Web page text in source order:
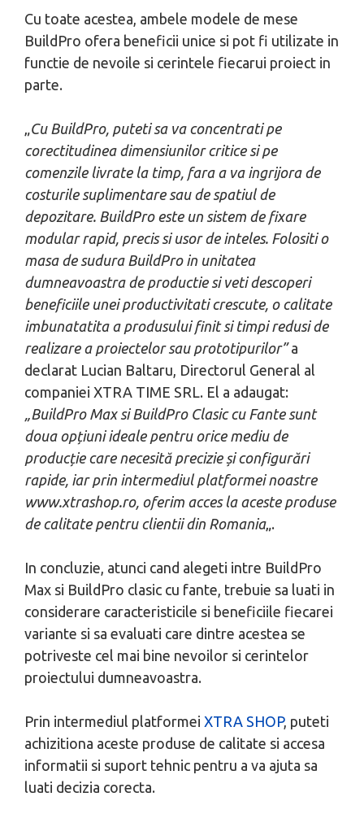
Cu toate acestea, ambele modele de mese
BuildPro ofera beneficii unice si pot fi utilizate in
functie de nevoile si cerintele fiecarui proiect in
parte.
„Cu BuildPro, puteti sa va concentrati pe
corectitudinea dimensiunilor critice si pe
comenzile livrate la timp, fara a va ingrijora de
costurile suplimentare sau de spatiul de
depozitare. BuildPro este un sistem de fixare
modular rapid, precis si usor de inteles. Folositi o
masa de sudura BuildPro in unitatea
dumneavoastra de productie si veti descoperi
beneficiile unei productivitati crescute, o calitate
imbunatatita a produsului finit si timpi redusi de
realizare a proiectelor sau prototipurilor”a
declarat Lucian Baltaru, Directorul General al
companiei XTRA TIME SRL. El a adaugat:
„BuildPro Max si BuildPro Clasic cu Fante sunt
doua opțiuni ideale pentru orice mediu de
producție care necesită precizie și configurări
rapide, iar prin intermediul platformei noastre
www.xtrashop.ro, oferim acces la aceste produse
de calitate pentru clientii din Romania„.
In concluzie, atunci cand alegeti intre BuildPro
Max si BuildPro clasic cu fante, trebuie sa luati in
considerare caracteristicile si beneficiile fiecarei
variante si sa evaluati care dintre acestea se
potriveste cel mai bine nevoilor si cerintelor
proiectului dumneavoastra.
Prin intermediul platformei XTRA SHOP, puteti
achizitiona aceste produse de calitate si accesa
informatii si suport tehnic pentru a va ajuta sa
luati decizia corecta.